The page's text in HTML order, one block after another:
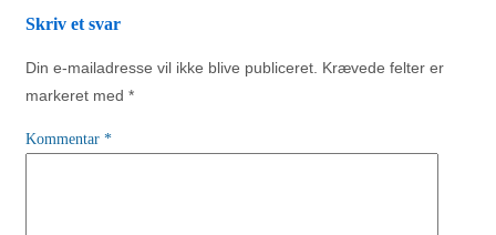
Skriv et svar
Din e-mailadresse vil ikke blive publiceret. Krævede felter er
markeret med *
Kommentar *